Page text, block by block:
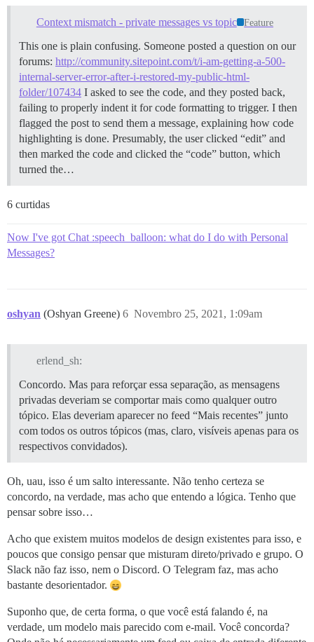
Context mismatch - private messages vs topic Feature
This one is plain confusing. Someone posted a question on our
forums: http://community.sitepoint.com/t/i-am-getting-a-500-
internal-server-error-after-i-restored-my-public-html-
folder/107434 I asked to see the code, and they posted back,
failing to properly indent it for code formatting to trigger. I then
flagged the post to send them a message, explaining how code
highlighting is done. Presumably, the user clicked “edit” and
then marked the code and clicked the “code” button, which
turned the…
6 curtidas
Now I've got Chat :speech_balloon: what do I do with Personal
Messages?
oshyan (Oshyan Greene) Novembro 25, 2021, 1:09am
6
erlend_sh:
Concordo. Mas para reforçar essa separação, as mensagens
privadas deveriam se comportar mais como qualquer outro
tópico. Elas deveriam aparecer no feed “Mais recentes” junto
com todos os outros tópicos (mas, claro, visíveis apenas para os
respectivos convidados).
Oh, uau, isso é um salto interessante. Não tenho certeza se
concordo, na verdade, mas acho que entendo a lógica. Tenho que
pensar sobre isso…
Acho que existem muitos modelos de design existentes para isso, e
poucos que consigo pensar que misturam direto/privado e grupo. O
Slack não faz isso, nem o Discord. O Telegram faz, mas acho
bastante desorientador.
Suponho que, de certa forma, o que você está falando é, na
verdade, um modelo mais parecido com e-mail. Você concorda?